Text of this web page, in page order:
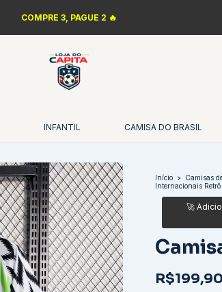
COMPRE 3, PAGUE 2 🔥
INFANTIL CAMISA DO BRASIL
Início > Camisas
Internacionais Retrô
R$199,90